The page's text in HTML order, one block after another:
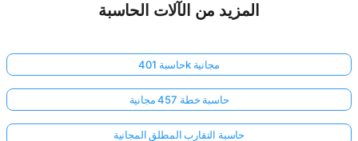
المزيد من الآلات الحاسبة
حاسبة 401k مجانية
حاسبة خطة 457 مجانية
حاسبة التقارب المطلق المجانية